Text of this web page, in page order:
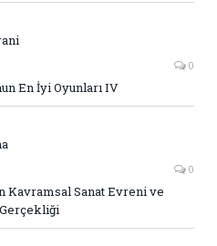
0
En İyi Oyunları IV
0
Kavramsal Sanat Evreni ve